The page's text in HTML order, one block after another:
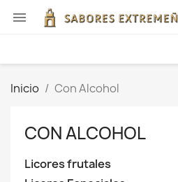

Inicio Con Alcohol
CON ALCOHOL
Licores frutales